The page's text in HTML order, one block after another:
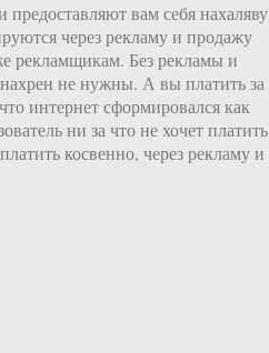
вам себя нахаляву
через рекламу и продажу
рекламщикам. Без рекламы и
не нужны. А вы платить за
интернет сформировался как
ни за что не хочет платить
косвенно, через рекламу и